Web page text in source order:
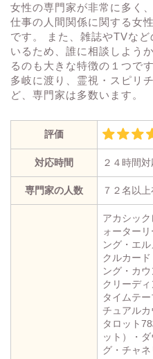
女性の専門家が非常に多く
仕事の人間関係に関する女
です。 また、雑誌やTVな
いるため、誰に相談しよう
るのも大きな特徴の１つで
多岐に渡り、霊視・スピリ
ど、専門家は多数います。
評価
対応時間 ２４時間
専門家の人数 ７２名以
アカシッ
ォーター
ング・エ
クルカー
ング・カ
クリーデ
タイムテ
チュアル
タロット
ット）・
グ・チャ